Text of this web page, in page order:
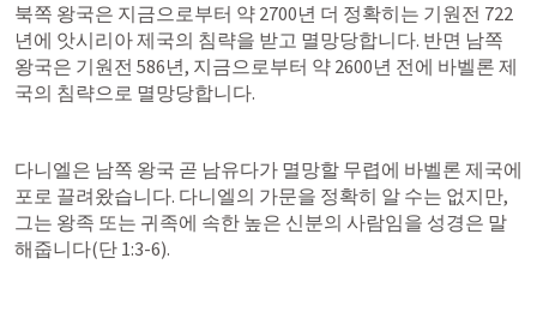
북쪽 왕국은 지금으로부터 약 2700년 더 정확히는 기원전 722
년에 앗시리아 제국의 침략을 받고 멸망당합니다. 반면 남쪽
왕국은 기원전 586년, 지금으로부터 약 2600년 전에 바벨론 제
국의 침략으로 멸망당합니다.
다니엘은 남쪽 왕국 곧 남유다가 멸망할 무렵에 바벨론 제국에
포로 끌려왔습니다. 다니엘의 가문을 정확히 알 수는 없지만,
그는 왕족 또는 귀족에 속한 높은 신분의 사람임을 성경은 말
해줍니다(단 1:3-6).